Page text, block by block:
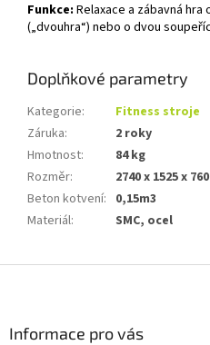
Funkce: Relaxace a zábavná
(„dvouhra“) nebo o dvou
Doplňkové parametry
Kategorie:
Fitness stroje
Záruka:
2 roky
Hmotnost:
84 kg
Rozměr:
2740 x 1525 x
Beton kotvení: 0,15m3
Materiál: SMC, ocel
Informace pro vás